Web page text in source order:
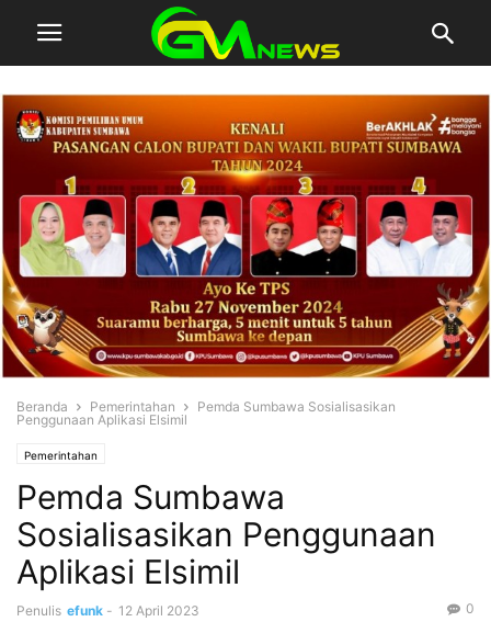
Beranda Pemerintahan
Pemda Sumbawa Sosialisasikan
Penggunaan Aplikasi Elsimil
Pemerintahan
Pemda Sumbawa
Sosialisasikan Penggunaan
Aplikasi Elsimil
Penulis efunk - 12 April 2023 0